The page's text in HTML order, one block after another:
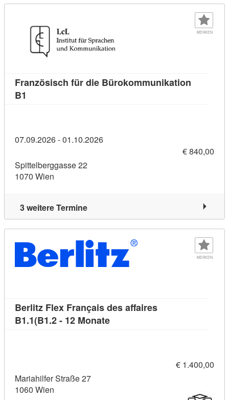
MERKEN
Französisch für die Bürokommunikation
B1
07.09.2026 - 01.10.2026
€ 840,00
Spittelberggasse 22
1070 Wien
3 weitere Termine
MERKEN
Berlitz Flex Français des affaires
B1.1(B1.2 - 12 MonateKursdetail: Berlitz Flex
€ 1.400,00
Mariahilfer Straße 27
1060 Wien